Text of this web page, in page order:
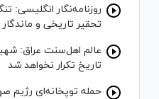
روزنامه‌نگار انگلیسی:
تحقیر تاریخی و
عالم اهل‌سنت عراق:
تاریخ تکرار نخواهد شد
حمله توپخانه‌ای رژیم